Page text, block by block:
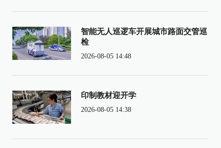
智能无人巡逻车开展城市路面交管巡
检
2026-08-05 14:48
印制教材迎开学
2026-08-05 14:38